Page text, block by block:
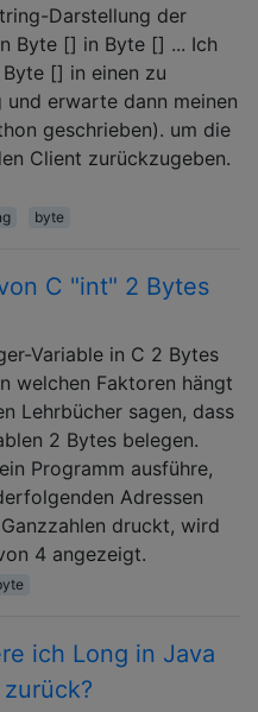
Darstellung der
Byte [] in Byte [] ... Ich
[] in einen zu
und erwarte dann meinen
geschrieben). um die
Client zurückzugeben.
byte
C "int" 2 Bytes
Variable in C 2 Bytes
welchen Faktoren hängt
Lehrbücher sagen, dass
2 Bytes belegen.
Programm ausführe,
Adressen
druckt, wird
4 angezeigt.
ich Long in Java